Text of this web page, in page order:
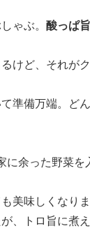
ゃぶ。 酸っぱ
けど、それが
準備万端。ど
に余った野菜を
美味しくなり
、トロ旨に煮